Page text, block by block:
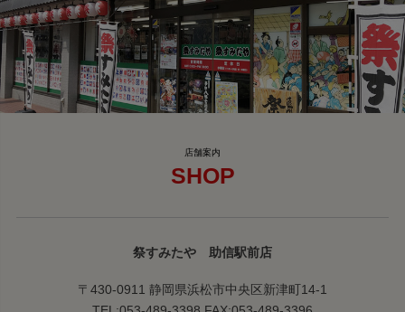
SHOP
祭すみたや 助信駅前店
〒430-0911 静岡県浜松市中央区新津町14-1